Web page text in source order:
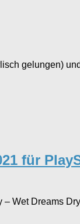
gelungen)
für
Wet Dreams